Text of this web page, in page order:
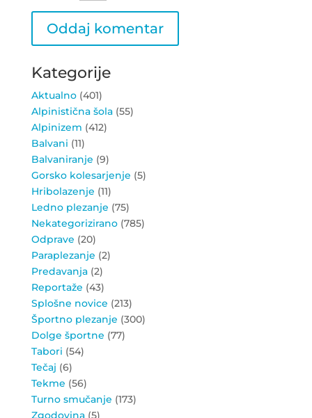
Kategorije
Aktualno(401)
Alpinistična šola(55)
Alpinizem (412)
Balvani (11)
Balvaniranje (9)
Gorsko kolesarjenje (5)
Hribolazenje (11)
Ledno plezanje (75)
Nekategorizirano(785)
Odprave (20)
Paraplezanje (2)
Predavanja(2)
Reportaže (43)
Splošne novice (213)
Športno plezanje (300)
Dolge športne (77)
Tabori (54)
Tečaj (6)
Tekme (56)
Turno smučanje (173)
Zgodovina(5)